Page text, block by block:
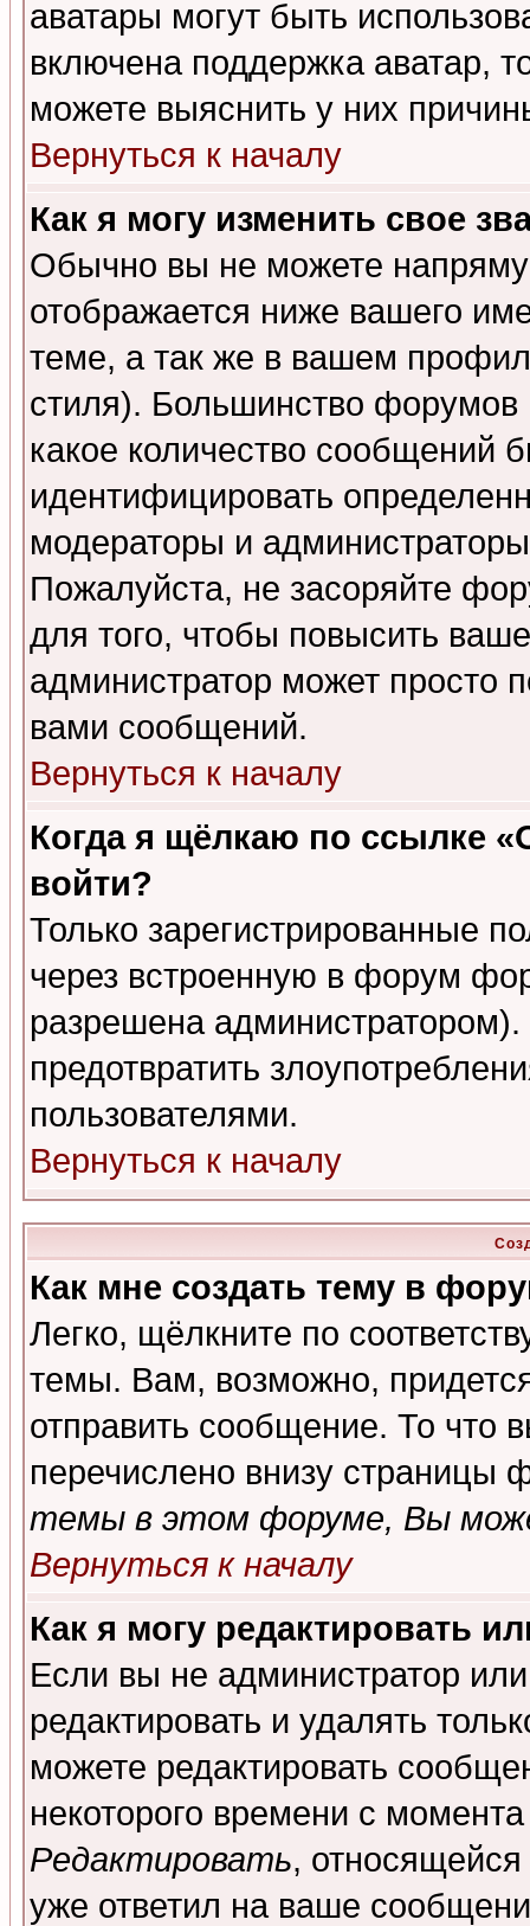
аватары могут быть
включена поддержка аватар,
можете выяснить у них
Вернуться к началу
Как я могу изменить свое
Обычно вы не можете
отображается ниже вашего
теме, а так же в вашем
стиля). Большинство форумов
какое количество сообщений
идентифицировать
модераторы и
Пожалуйста, не засоряйте
для того, чтобы повысить
администратор может просто
вами сообщений.
Вернуться к началу
Когда я щёлкаю по ссылке
войти?
Только зарегистрированные
через встроенную в форум
разрешена
предотвратить
пользователями.
Вернуться к началу
Как мне создать тему в
Легко, щёлкните по
темы. Вам, возможно,
отправить сообщение. То что
перечислено внизу страницы
темы в этом форуме, Вы
Вернуться к началу
Как я могу редактировать
Если вы не администратор
редактировать и удалять
можете редактировать
некоторого времени с
Редактировать,
уже ответил на ваше